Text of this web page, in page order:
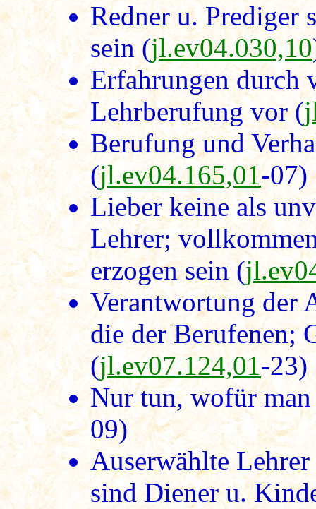
Redner u. Prediger
sein (jl.ev04.030,10
Erfahrungen durch
Lehrberufung vor (
Berufung und
(jl.ev04.165,01-07)
Lieber keine als
Lehrer;
erzogen sein (
Verantwortung der
die der Berufenen;
(jl.ev07.124,01-23)
Nur tun, wofür
09)
Auserwählte
sind Diener u.